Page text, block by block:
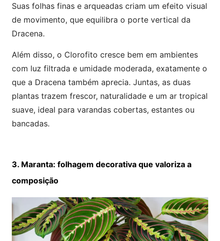
Suas folhas finas e arqueadas criam um efeito visual
de movimento, que equilibra o porte vertical da
Dracena.
Além disso, o Clorofito cresce bem em ambientes
com luz filtrada e umidade moderada, exatamente o
que a Dracena também aprecia. Juntas, as duas
plantas trazem frescor, naturalidade e um ar tropical
suave, ideal para varandas cobertas, estantes ou
bancadas.
3. Maranta: folhagem decorativa que valoriza a
composição